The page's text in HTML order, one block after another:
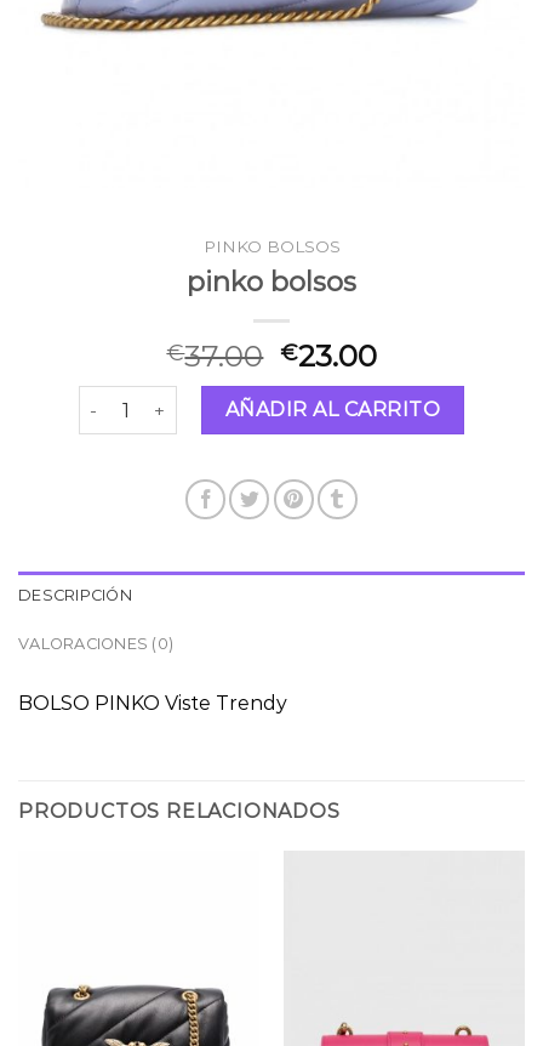
PINKO BOLSOS
pinko bolsos
€37.00 €23.00
pinko bolsos cantidadAÑADIR AL CARRITO
DESCRIPCIÓN
VALORACIONES (0)
BOLSO PINKO Viste Trendy
PRODUCTOS RELACIONADOS